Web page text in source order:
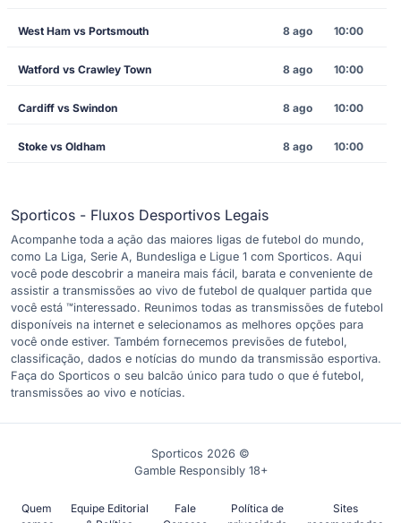
West Ham vs Portsmouth 8 ago 10:00
Watford vs Crawley Town 8 ago 10:00
Cardiff vs Swindon 8 ago 10:00
Stoke vs Oldham 8 ago 10:00
Sporticos - Fluxos Desportivos Legais
Acompanhe toda a ação das maiores ligas de futebol do mundo,
como La Liga, Serie A, Bundesliga e Ligue 1 com Sporticos. Aqui
você pode descobrir a maneira mais fácil, barata e conveniente de
assistir a transmissões ao vivo de futebol de qualquer partida que
você está ™interessado. Reunimos todas as transmissões de futebol
disponíveis na internet e selecionamos as melhores opções para
você onde estiver. Também fornecemos previsões de futebol,
classificação, dados e notícias do mundo da transmissão esportiva.
Faça do Sporticos o seu balcão único para tudo o que é futebol,
transmissões ao vivo e notícias.
Sporticos 2026 ©
Gamble Responsibly 18+
Quem
Equipe Editorial
Fale
Política de
Sites